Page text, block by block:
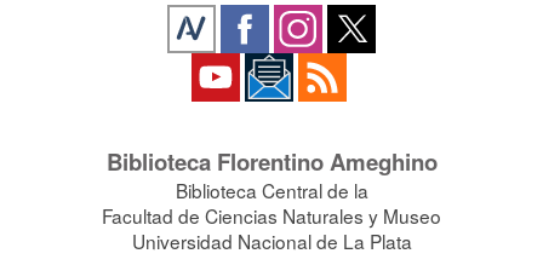
Biblioteca Florentino Ameghino
Biblioteca Central de la
Facultad de Ciencias Naturales y Museo
Universidad Nacional de La Plata